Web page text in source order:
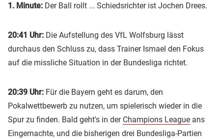
1. Minute: Der Ball rollt ... Schiedsrichter ist Jochen Drees.
20:41 Uhr: Die Aufstellung des VfL Wolfsburg lässt
durchaus den Schluss zu, dass Trainer Ismael den Fokus
auf die missliche Situation in der Bundesliga richtet.
20:39 Uhr: Für die Bayern geht es darum, den
Pokalwettbewerb zu nutzen, um spielerisch wieder in die
Spur zu finden. Bald geht's in der Champions League ans
Eingemachte, und die bisherigen drei Bundesliga-Partien